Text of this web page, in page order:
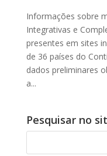
Informações sobre
Integrativas e
presentes em sites
de 36 países do
dados preliminares
a...
Pesquisar no